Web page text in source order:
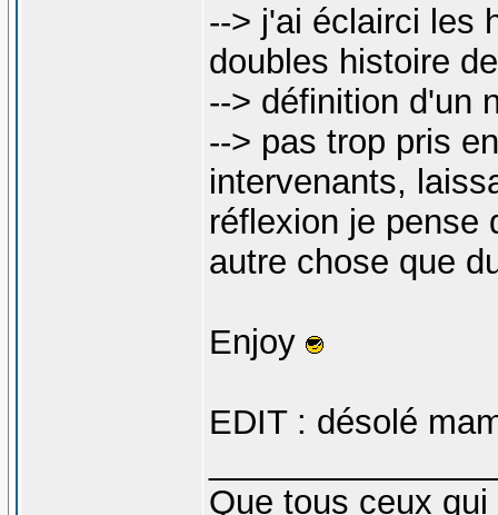
--> j'ai éclairci les
doubles histoire
--> définition d'un
--> pas trop pris
intervenants,
réflexion je pense
autre chose que
Enjoy
EDIT : désolé
Que tous ceux